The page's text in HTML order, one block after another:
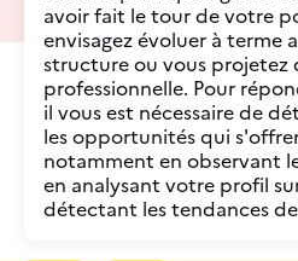
avoir fait le tour de votre
envisagez évoluer à terme
structure ou vous projetez
professionnelle. Pour
il vous est nécessaire de
les opportunités qui
notamment en observant
en analysant votre profil
détectant les tendances